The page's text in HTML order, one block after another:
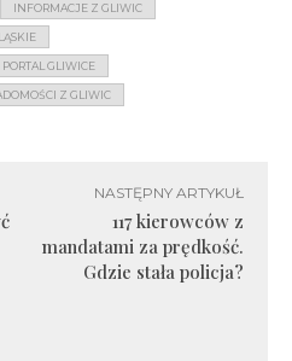
INFORMACJE Z GLIWIC
PORTAL GLIWICE
Z GLIWIC
NASTĘPNY ARTYKUŁ
117 kierowców z
mandatami za prędkość.
Gdzie stała policja?